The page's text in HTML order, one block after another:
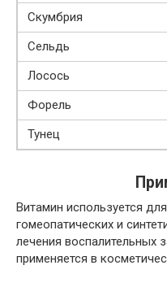
Скумбрия
Сельдь
Лосось
Форель
Тунец
Витамин используется
гомеопатических и
лечения воспалительных
применяется в